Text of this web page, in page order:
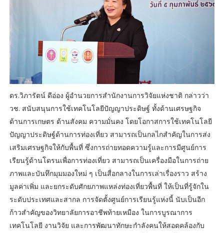
ดร.วิภารัตน์ ดีอ่อง ผู้อำนวยการสำนักงานการวิจัยแห่งชาติ กล่าวว่า
วช. สนับสนุนการใช้เทคโนโลยีปัญญาประดิษฐ์ ทั้งด้านเศรษฐกิจ
ด้านการเกษตร ด้านสังคม ความมั่นคง โดยโอกาสการใช้เทคโนโลยี
ปัญญาประดิษฐ์ด้านการท่องเที่ยว สามารถเป็นกลไกสำคัญในการส่ง
เสริมเศรษฐกิจให้กับพื้นที่ ซึ่งการถ่ายทอดความรู้และการมีศูนย์การ
เรียนรู้ด้านโดรนเพื่อการท่องเที่ยว สามารถเป็นเครื่องมือในการถ่าย
ภาพและบันทึกมุมมองใหม่ ๆ เป็นสื่อกลางในการเล่าเรื่องราว สร้าง
มูลค่าเพิ่ม และยกระดับศักยภาพแหล่งท่องเที่ยวพื้นที่ ให้เป็นที่รู้จักใน
ระดับประเทศและสากล การจัดตั้งศูนย์การเรียนรู้แห่งนี้ นับเป็นอีก
ก้าวสำคัญของวิทยาลัยการอาชีพท้ายเหมือง ในการบูรณาการ
เทคโนโลยี งานวิจัย และการพัฒนาทักษะกำลังคนให้สอดคล้องกับ